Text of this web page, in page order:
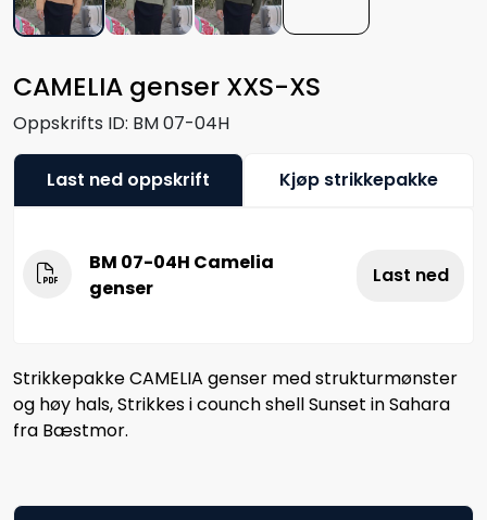
CAMELIA genser XXS-XS
Oppskrifts ID: BM 07-04H
Last ned oppskrift Kjøp strikkepakke
BM 07-04H Camelia
genser
Last ned
Strikkepakke CAMELIA genser med strukturmønster
og høy hals, Strikkes i counch shell Sunset in Sahara
fra Bæstmor.